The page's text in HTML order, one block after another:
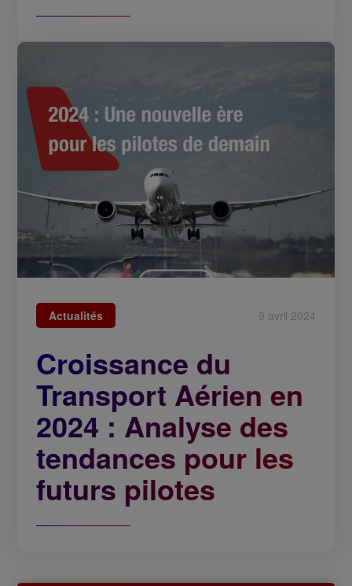
Actualités 9 avril 2024
Croissance du
Transport Aérien en
2024 : Analyse des
tendances pour les
futurs pilotes